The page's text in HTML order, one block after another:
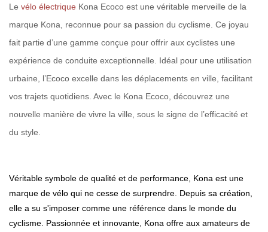
Le vélo électrique Kona Ecoco est une véritable merveille de la
marque Kona, reconnue pour sa passion du cyclisme. Ce joyau
fait partie d’une gamme conçue pour offrir aux cyclistes une
expérience de conduite exceptionnelle. Idéal pour une utilisation
urbaine, l’Ecoco excelle dans les déplacements en ville, facilitant
vos trajets quotidiens. Avec le Kona Ecoco, découvrez une
nouvelle manière de vivre la ville, sous le signe de l’efficacité et
du style.
Véritable symbole de qualité et de performance, Kona est une
marque de vélo qui ne cesse de surprendre. Depuis sa création,
elle a su s'imposer comme une référence dans le monde du
cyclisme. Passionnée et innovante, Kona offre aux amateurs de